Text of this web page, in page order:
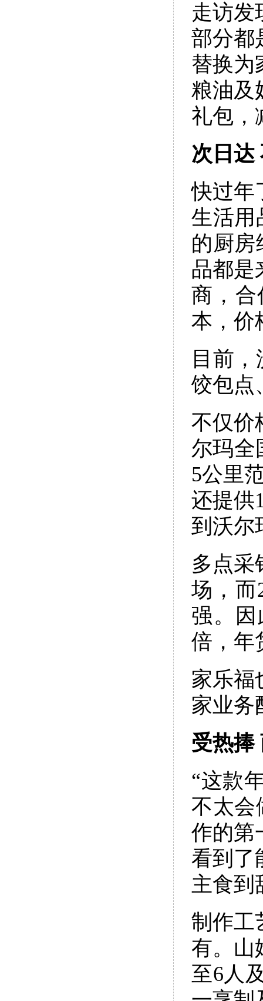
走访发
部分都
替换为
粮油及
礼包，
次日达
快过年
生活用
的厨房
品都是
商，合
本，价
目前
饺包点
不仅价
尔玛全
5公里
还提供
到沃尔
多点采
场，而
强。
倍，年
家乐福
家业务
受热捧
“这款
不太会
作的第
看到了
主食到
制作工
有。山
至6人